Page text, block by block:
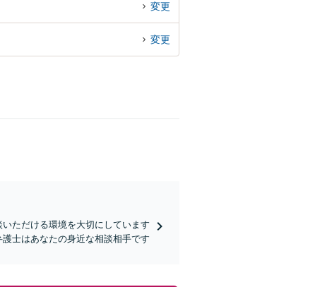
変更
変更
ただける環境を大切にしています
士はあなたの身近な相談相手です